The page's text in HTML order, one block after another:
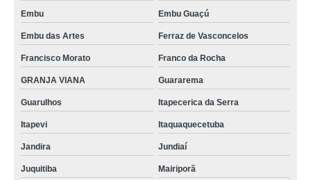
Embu Embu Guaçú
Embu das Artes Ferraz de Vasconcelos
Francisco Morato Franco da Rocha
GRANJA VIANA Guararema
Guarulhos Itapecerica da Serra
Itapevi Itaquaquecetuba
Jandira Jundiaí
Juquitiba Mairiporã